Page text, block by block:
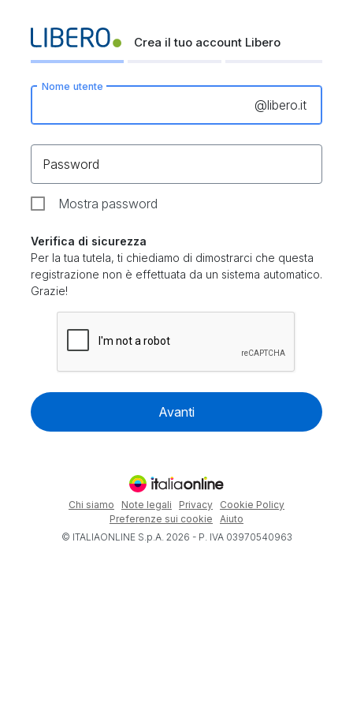
Crea il tuo account Libero
Nome utente
@libero.it
Password
Mostra password
Verifica di sicurezza
Per la tua tutela, ti chiediamo di dimostrarci che questa
registrazione non è effettuata da un sistema automatico.
Grazie!
Avanti
Chi siamo Note legali Privacy
Cookie Policy
Preferenze sui cookie
Aiuto
© ITALIAONLINE S.p.A. 2026 - P. IVA 03970540963